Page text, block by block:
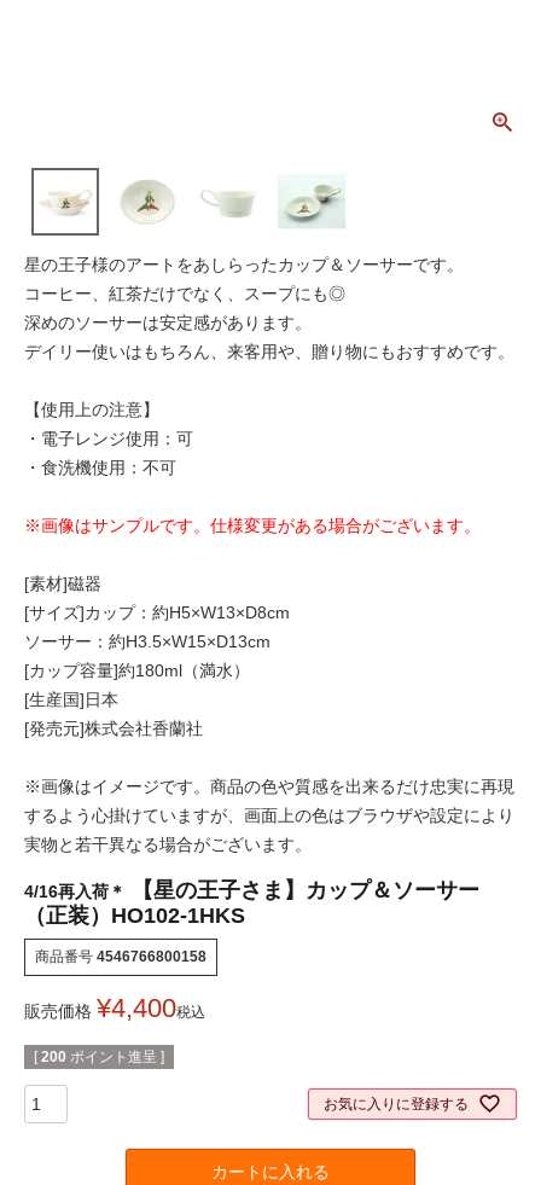
星の王子様のアートをあしらったカップ＆ソーサーです。
コーヒー、紅茶だけでなく、スープにも◎
深めのソーサーは安定感があります。
デイリー使いはもちろん、来客用や、贈り物にもおすすめです。
【使用上の注意】
・電子レンジ使用：可
・食洗機使用：不可
※画像はサンプルです。仕様変更がある場合がございます。
[素材]磁器
[サイズ]カップ：約H5×W13×D8cm
ソーサー：約H3.5×W15×D13cm
[カップ容量]約180ml（満水）
[生産国]日本
[発売元]株式会社香蘭社
※画像はイメージです。商品の色や質感を出来るだけ忠実に再現
するよう心掛けていますが、画面上の色はブラウザや設定により
実物と若干異なる場合がございます。
4/16再入荷＊
【星の王子さま】カップ＆ソーサー
（正装）HO102-1HKS
商品番号 4546766800158
販売価格 ¥4,400税込
[ 200 ポイント進呈 ]
お気に入りに登録する
カートに入れる